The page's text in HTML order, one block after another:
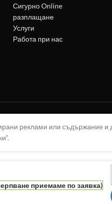
Сигурно Online
разплащане
Услуги
Работа при нас
реклами или съдържание
приемаме по заявка)